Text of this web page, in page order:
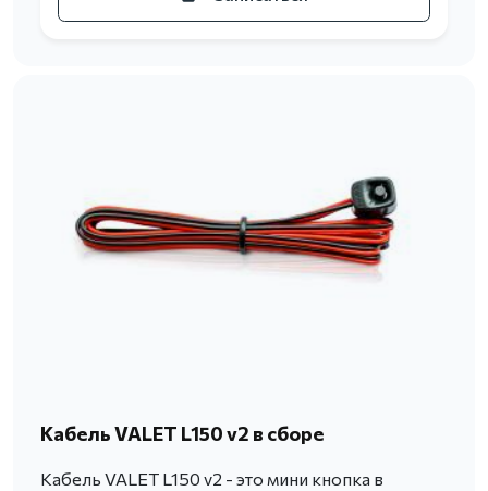
Кабель VALET L150 v2 в сборе
Кабель VALET L150 v2 - это мини кнопка в